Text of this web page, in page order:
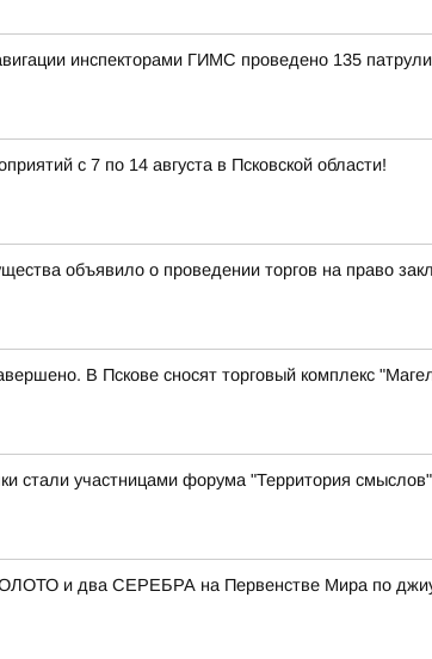
инспекторами ГИМС проведено 135
с 7 по 14 августа в Псковской области!
объявило о проведении торгов на право
В Пскове сносят торговый комплекс
стали участницами форума "Территория смыслов"
и два СЕРЕБРА на Первенстве Мира по